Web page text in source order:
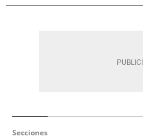
Secciones